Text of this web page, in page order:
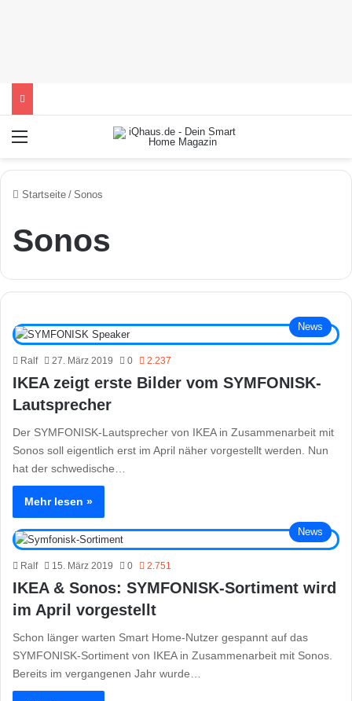
Startseite / Sonos
Sonos
News
Ralf 27. März 2019 0 2.237
IKEA zeigt erste Bilder vom SYMFONISK-
Lautsprecher
Der SYMFONISK-Lautsprecher von IKEA in Zusammenarbeit mit
Sonos soll eigentlich erst im April näher vorgestellt werden. Nun
hat der schwedische…
Mehr lesen »
News
Ralf 15. März 2019 0 2.751
IKEA & Sonos: SYMFONISK-Sortiment wird
im April vorgestellt
Schon länger warten Smart Home-Nutzer gespannt auf das
SYMFONISK-Sortiment von IKEA in Zusammenarbeit mit Sonos.
Bereits im vergangenen Jahr wurde…